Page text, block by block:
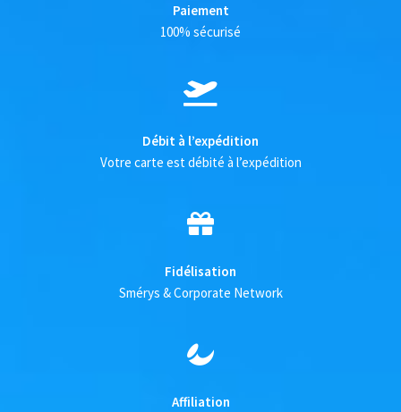
Paiement
100% sécurisé
Débit à l’expédition
Votre carte est débité à l’expédition
Fidélisation
Smérys & Corporate Network
Affiliation